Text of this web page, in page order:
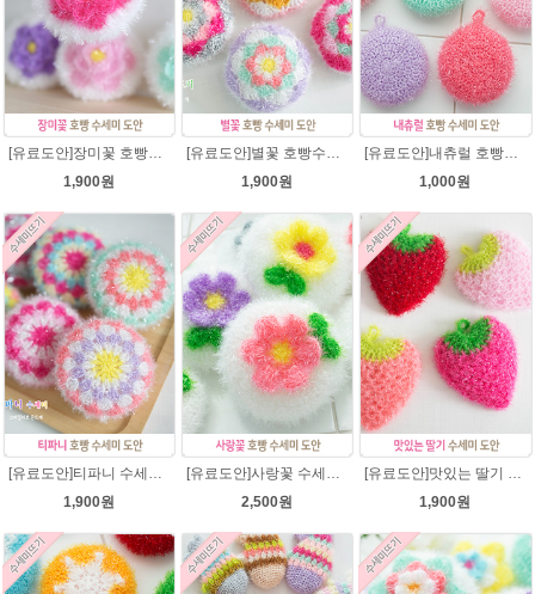
[유료도안]장미꽃 호빵수세미 도안/별수세미처럼 예쁜수세미뜨기/빤짝이수세미/장미 수세미/웰빙수세미실/장미꽃수세미/고급수세미실/꽃만쥬
1,900원
[유료도안]별꽃 호빵수세미뜨기 도안(수세미실은 옵션에서 추가구매 가능)/수세미뜨기/수세미실/반짝이수세미/반짝이실/별수세미 호빵수세미 웰빙수세미 퐁퐁수세미 코바늘수세미
1,900원
[유료도안]내츄럴 호빵수세미 코바늘뜨기 수세미뜨기 뜨개질 도안 반짝이실
1,000원
[유료도안]티파니 수세미뜨기 도안(수세미실은 옵션에서 추가구매 가능)/수세미뜨기/수세미실/반짝이수세미/반짝이실/웰빙수세미 퐁퐁수세미 코바늘수세미
1,900원
[유료도안]사랑꽃 수세미뜨기 도안(수세미실은 옵션에서 추가구매 가능)/사랑꽃수세미/별호빵수세미처럼 예쁜수세미뜨기/수세미실/웰빙수세미실/고급수세미실/꽃수세미/봄꽃향기수세미
2,500원
[유료도안]맛있는 딸기 수세미뜨기 도안(수세미실은 옵션에서 추가구매 가능)/수세미뜨기/수세미실/반짝이수세미/반짝이실/웰빙수세미 퐁퐁수세미 코바늘수세미
1,900원